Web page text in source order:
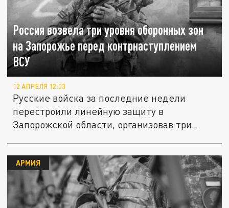
Россия возвела три уровня оборонных зон
на Запорожье перед контрнаступлением
ВСУ
12 АПРЕЛЯ 12:03
Русские войска за последние недели
перестроили линейную защиту в
Запорожской области, организовав три
АРМИЯ